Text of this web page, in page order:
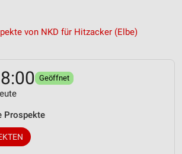
von NKD für Hitzacker (Elbe)
Geöffnet
Prospekte